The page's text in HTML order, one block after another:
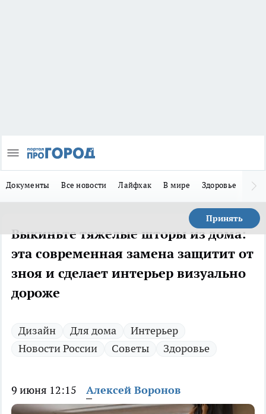
Документы Все новости Лайфхак В мире Здоровье
Принять
Выкиньте тяжелые шторы из дома:
эта современная замена защитит от
зноя и сделает интерьер визуально
дороже
Дизайн Для дома
Интерьер
Новости России
Советы Здоровье
9 июня 12:15 Алексей Воронов